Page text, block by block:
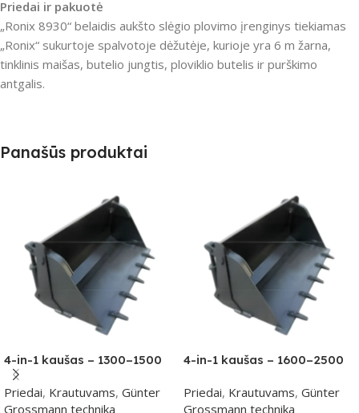
Priedai ir pakuotė
„Ronix 8930“ belaidis aukšto slėgio plovimo įrenginys tiekiamas
„Ronix“ sukurtoje spalvotoje dėžutėje, kurioje yra 6 m žarna,
tinklinis maišas, butelio jungtis, ploviklio butelis ir purškimo
antgalis.
Panašūs produktai
4-in-1 kaušas – 1300–1500
kg klasei
Priedai, Krautuvams, Günter
Grossmann technika
4-in-1 kaušas – 1600–2500
Priedai, Krautuvams, Günter
Grossmann technika